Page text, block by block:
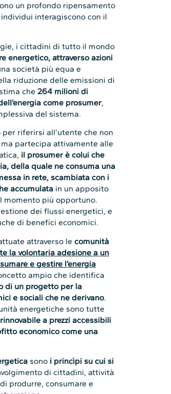
un profondo ripensamento
interagiscono con il
i cittadini di tutto il mondo
energetico, attraverso azioni
società più equa e
riduzione delle emissioni di
che 264 milioni di
come prosumer,
del sistema.
riferirsi all’utente che non
partecipa attivamente alle
il prosumer è colui che
della quale ne consuma una
in rete, scambiata con i
accumulata in un apposito
momento più opportuno.
dei flussi energetici, e
di benefici economici.
attraverso lecomunità
la volontaria adesione a un
e gestire l’energia
ampio che identifica
di un progetto per la
e sociali che ne derivano.
energetiche sono tutte
a prezzi accessibili
economico come una
sono i princìpi su cui si
di cittadini, attività
produrre, consumare e